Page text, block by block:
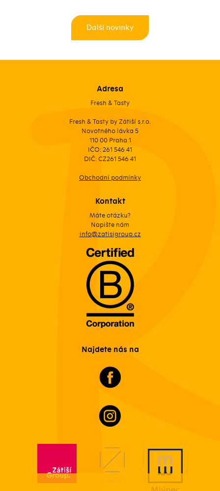
Další novinky
Adresa
Fresh & Tasty
Fresh & Tasty by Zátiší s.r.o.
Novotného lávka 5
110 00 Praha 1
IČO: 261 546 41
DIČ: CZ261 546 41
Obchodní podmínky
Kontakt
Máte otázku?
Napište nám
info@zatisigroup.cz
Najdete nás na